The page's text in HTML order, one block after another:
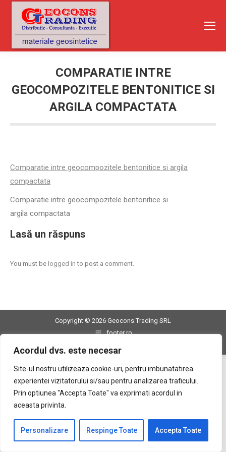
Acordul dvs. este necesar
Site-ul nostru utilizeaza cookie-uri, pentru imbunatatirea
experientei vizitatorului si/sau pentru analizarea traficului.
Prin optiunea "Accepta Toate" va exprimati acordul in
aceasta privinta.
Personalizare Respinge Toate Accepta Toate
COMPARATIE INTRE
GEOCOMPOZITELE BENTONITICE SI
ARGILA COMPACTATA
Comparatie intre geocompozitele bentonitice si argila
compactata
Comparatie intre geocompozitele bentonitice si
argila compactata
Lasă un răspuns
You must be logged in to post a comment.
Copyright © 2026 Geocons Trading SRL
footer ro